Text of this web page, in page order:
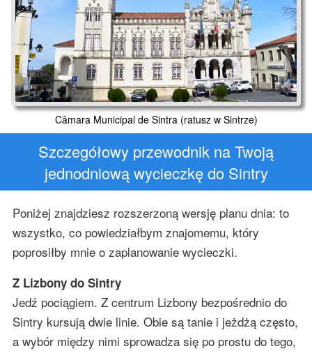
Câmara Municipal de Sintra (ratusz w Sintrze)
Szczegółowy przewodnik na Twoją
jednodniową wycieczkę do Sintry
Poniżej znajdziesz rozszerzoną wersję planu dnia: to
wszystko, co powiedziałbym znajomemu, który
poprosiłby mnie o zaplanowanie wycieczki.
Z Lizbony do Sintry
Jedź pociągiem. Z centrum Lizbony bezpośrednio do
Sintry kursują dwie linie. Obie są tanie i jeżdżą często,
a wybór między nimi sprowadza się po prostu do tego,